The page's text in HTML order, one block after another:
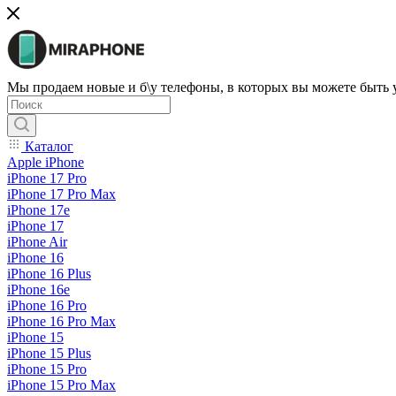
Мы продаем новые и б\у телефоны, в которых вы можете быть
Каталог
Apple iPhone
iPhone 17 Pro
iPhone 17 Pro Max
iPhone 17e
iPhone 17
iPhone Air
iPhone 16
iPhone 16 Plus
iPhone 16e
iPhone 16 Pro
iPhone 16 Pro Max
iPhone 15
iPhone 15 Plus
iPhone 15 Pro
iPhone 15 Pro Max